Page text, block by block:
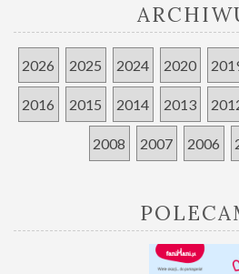
2026 2025 2024 2020
2016 2015 2014 2013
2008 2007 2006